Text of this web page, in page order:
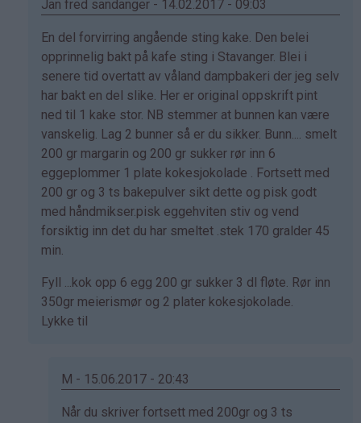
(ikke
Jan fred sandanger - 14.02.2017 - 09:03
Som
svar
på
av
Marianne
(ikke
bekreftet)
En del forvirring angående sting kake. Den belei
opprinnelig bakt på kafe sting i Stavanger. Blei i
senere tid overtatt av våland dampbakeri der jeg selv
har bakt en del slike. Her er original oppskrift pint
ned til 1 kake stor. NB stemmer at bunnen kan være
vanskelig. Lag 2 bunner så er du sikker. Bunn.... smelt
200 gr margarin og 200 gr sukker rør inn 6
eggeplommer 1 plate kokesjokolade . Fortsett med
200 gr og 3 ts bakepulver sikt dette og pisk godt
med håndmikser.pisk eggehviten stiv og vend
forsiktig inn det du har smeltet .stek 170 gralder 45
min.
Fyll ...kok opp 6 egg 200 gr sukker 3 dl fløte. Rør inn
350gr meierismør og 2 plater kokesjokolade.
Lykke til
M - 15.06.2017 - 20:43
Som
Når du skriver fortsett med 200gr og 3 ts